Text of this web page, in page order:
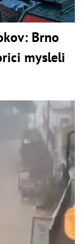
Brno
mysleli